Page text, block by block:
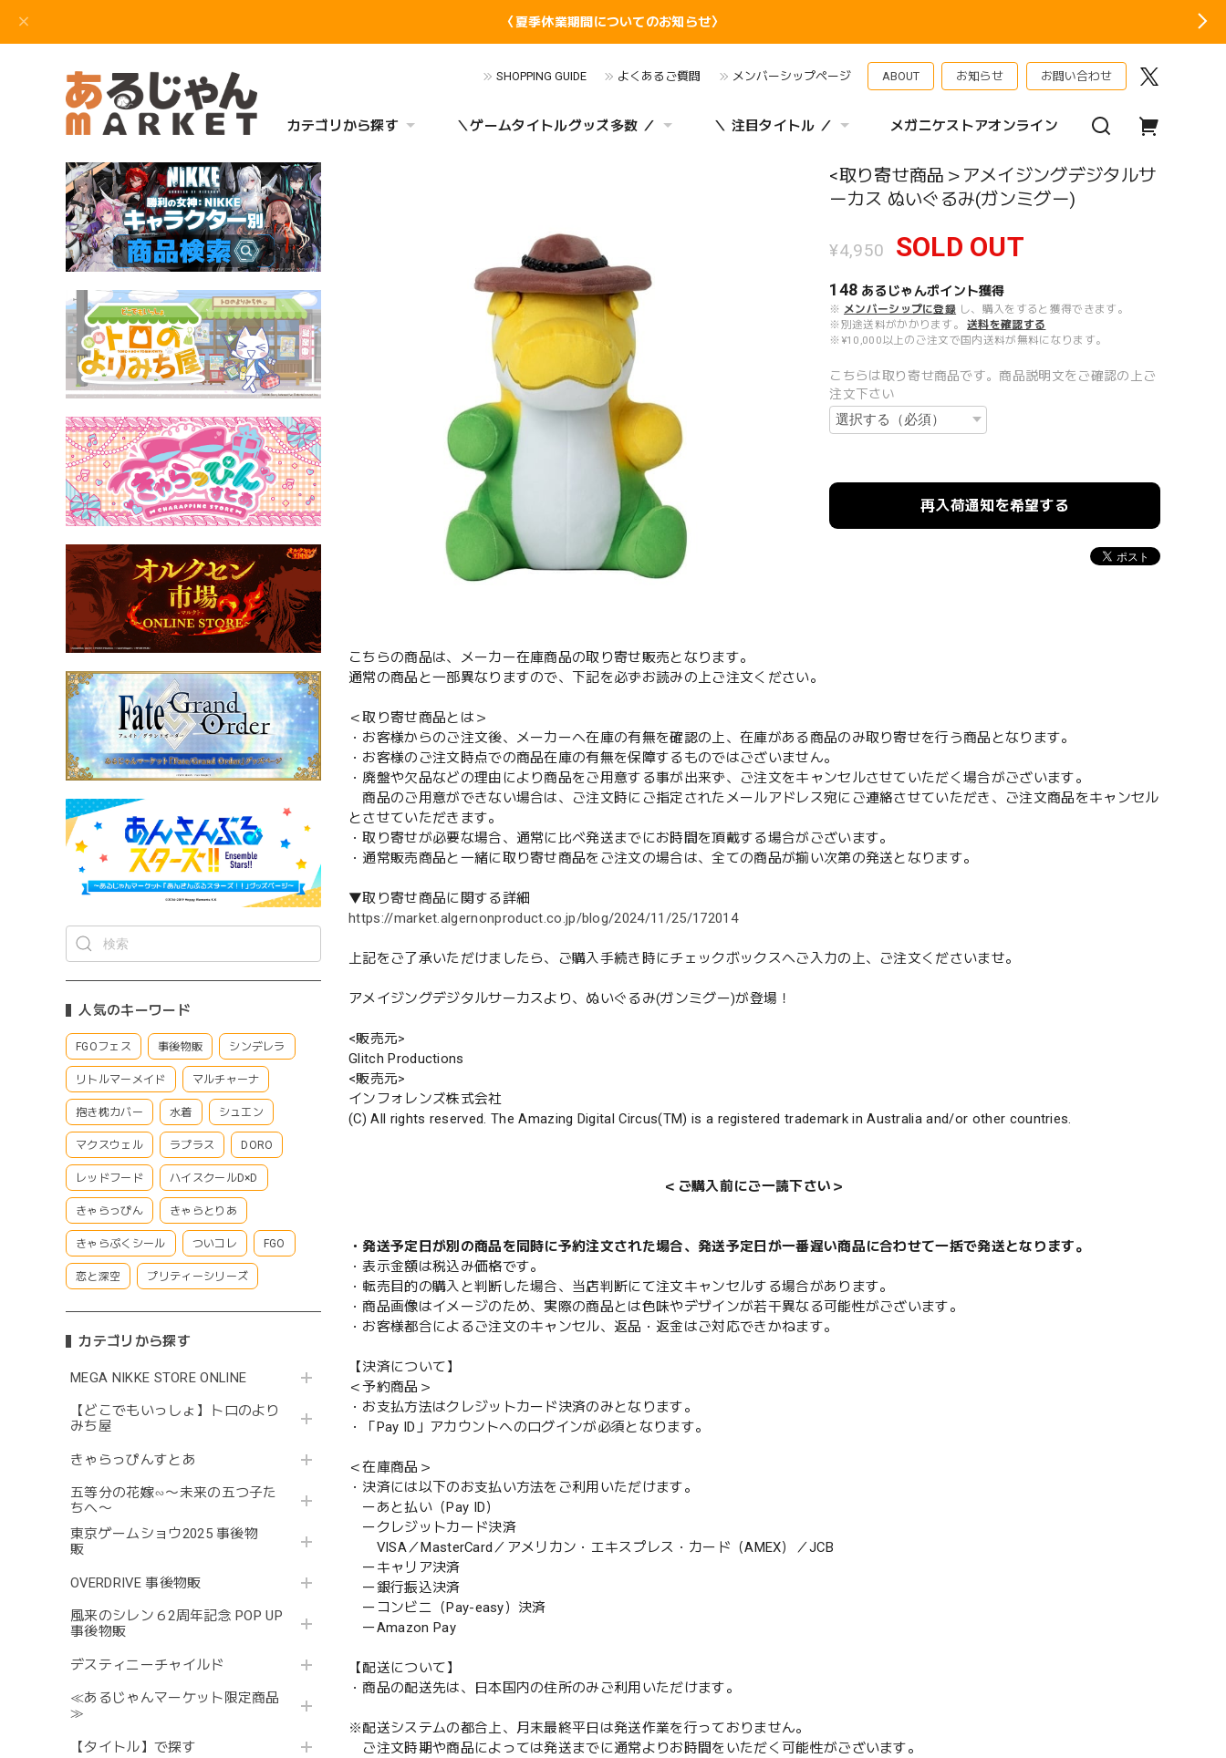
〈夏季休業期間についてのお知らせ〉
SHOPPING GUIDE よくあるご質問 メンバーシップページ ABOUT お知らせ お問い合わせ
カテゴリから探す ＼ゲームタイトルグッズ多数 ／ ＼ 注目タイトル ／ メガニケストアオンライン
人気のキーワード
FGOフェス 事後物販 シンデレラ
リトルマーメイド マルチャーナ
抱き枕カバー 水着 シュエン
マクスウェル ラプラス DORO
レッドフード ハイスクールD×D
きゃらっぴん きゃらとりあ
きゃらぷくシール ついコレ FGO
恋と深空 プリティーシリーズ
カテゴリから探す
MEGA NIKKE STORE ONLINE
【どこでもいっしょ】トロのより
みち屋
きゃらっぴんすとあ
五等分の花嫁∽〜未来の五つ子た
ちへ〜
東京ゲームショウ2025 事後物
販
OVERDRIVE 事後物販
風来のシレン６2周年記念 POP UP
事後物販
デスティニーチャイルド
≪あるじゃんマーケット限定商品
≫
【タイトル】で探す
<取り寄せ商品＞アメイジングデジタルサ
ーカス ぬいぐるみ(ガンミグー)
¥4,950 SOLD OUT
148 あるじゃんポイント獲得
※ メンバーシップに登録 し、購入をすると獲得できます。
※別途送料がかかります。
送料を確認する
※¥10,000以上のご注文で国内送料が無料になります。
こちらは取り寄せ商品です。商品説明文をご確認の上ご
注文下さい
再入荷通知を希望する
こちらの商品は、メーカー在庫商品の取り寄せ販売となります。
通常の商品と一部異なりますので、下記を必ずお読みの上ご注文ください。
＜取り寄せ商品とは＞
・お客様からのご注文後、メーカーへ在庫の有無を確認の上、在庫がある商品のみ取り寄せを行う商品となります。
・お客様のご注文時点での商品在庫の有無を保障するものではございません。
・廃盤や欠品などの理由により商品をご用意する事が出来ず、ご注文をキャンセルさせていただく場合がございます。
商品のご用意ができない場合は、ご注文時にご指定されたメールアドレス宛にご連絡させていただき、ご注文商品をキャンセル
とさせていただきます。
・取り寄せが必要な場合、通常に比べ発送までにお時間を頂戴する場合がございます。
・通常販売商品と一緒に取り寄せ商品をご注文の場合は、全ての商品が揃い次第の発送となります。
▼取り寄せ商品に関する詳細
https://market.algernonproduct.co.jp/blog/2024/11/25/172014
上記をご了承いただけましたら、ご購入手続き時にチェックボックスへご入力の上、ご注文くださいませ。
アメイジングデジタルサーカスより、ぬいぐるみ(ガンミグー)が登場！
<販売元>
Glitch Productions
<販売元>
インフォレンズ株式会社
(C) All rights reserved. The Amazing Digital Circus(TM) is a registered trademark in Australia and/or other countries.
＜ご購入前にご一読下さい＞
・発送予定日が別の商品を同時に予約注文された場合、発送予定日が一番遅い商品に合わせて一括で発送となります。
・表示金額は税込み価格です。
・転売目的の購入と判断した場合、当店判断にて注文キャンセルする場合があります。
・商品画像はイメージのため、実際の商品とは色味やデザインが若干異なる可能性がございます。
・お客様都合によるご注文のキャンセル、返品・返金はご対応できかねます。
【決済について】
＜予約商品＞
・お支払方法はクレジットカード決済のみとなります。
・「Pay ID」アカウントへのログインが必須となります。
＜在庫商品＞
・決済には以下のお支払い方法をご利用いただけます。
ーあと払い（Pay ID）
ークレジットカード決済
VISA／MasterCard／アメリカン・エキスプレス・カード（AMEX）／JCB
ーキャリア決済
ー銀行振込決済
ーコンビニ（Pay-easy）決済
ーAmazon Pay
【配送について】
・商品の配送先は、日本国内の住所のみご利用いただけます。
※配送システムの都合上、月末最終平日は発送作業を行っておりません。
ご注文時期や商品によっては発送までに通常よりお時間をいただく可能性がございます。